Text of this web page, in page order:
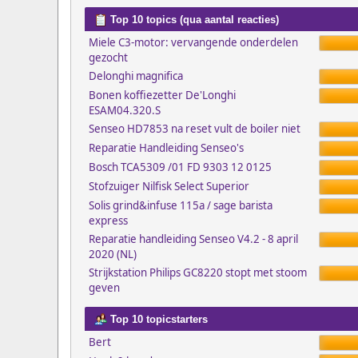
Top 10 topics (qua aantal reacties)
Miele C3-motor: vervangende onderdelen
gezocht
Delonghi magnifica
Bonen koffiezetter De'Longhi
ESAM04.320.S
Senseo HD7853 na reset vult de boiler niet
Reparatie Handleiding Senseo's
Bosch TCA5309 /01 FD 9303 12 0125
Stofzuiger Nilfisk Select Superior
Solis grind&infuse 115a / sage barista
express
Reparatie handleiding Senseo V4.2 - 8 april
2020 (NL)
Strijkstation Philips GC8220 stopt met stoom
geven
Top 10 topicstarters
Bert